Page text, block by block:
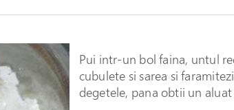
Pui intr-un bol faina, untul
cubulete si sarea si
degetele, pana obtii un aluat